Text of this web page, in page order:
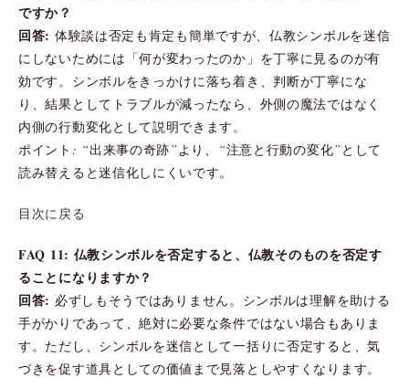
ですか？
回答: 体験談は否定も肯定も簡単ですが、仏教シンボルを迷信
にしないためには「何が変わったのか」を丁寧に見るのが有
効です。シンボルをきっかけに落ち着き、判断が丁寧にな
り、結果としてトラブルが減ったなら、外側の魔法ではなく
内側の行動変化として説明できます。
ポイント: “出来事の奇跡”より、“注意と行動の変化”として
読み替えると迷信化しにくいです。
目次に戻る
FAQ 11: 仏教シンボルを否定すると、仏教そのものを否定す
ることになりますか？
回答: 必ずしもそうではありません。シンボルは理解を助ける
手がかりであって、絶対に必要な条件ではない場合もありま
す。ただし、シンボルを迷信として一括りに否定すると、気
づきを促す道具としての価値まで見落としやすくなります。